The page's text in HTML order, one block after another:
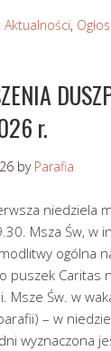
Aktualności,
r.
by Parafia
niedziela
Msza Św, w
ogólna
puszek Caritas
Msze Św. w
– w
wyznaczona